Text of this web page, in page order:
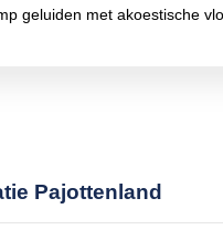
geluiden met akoestische
Pajottenland